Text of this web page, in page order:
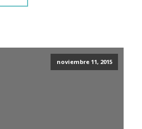
noviembre 11, 2015